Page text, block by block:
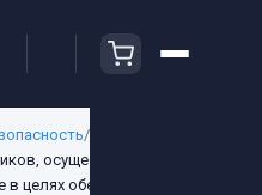
/
осуществляющих
целях обеспечения